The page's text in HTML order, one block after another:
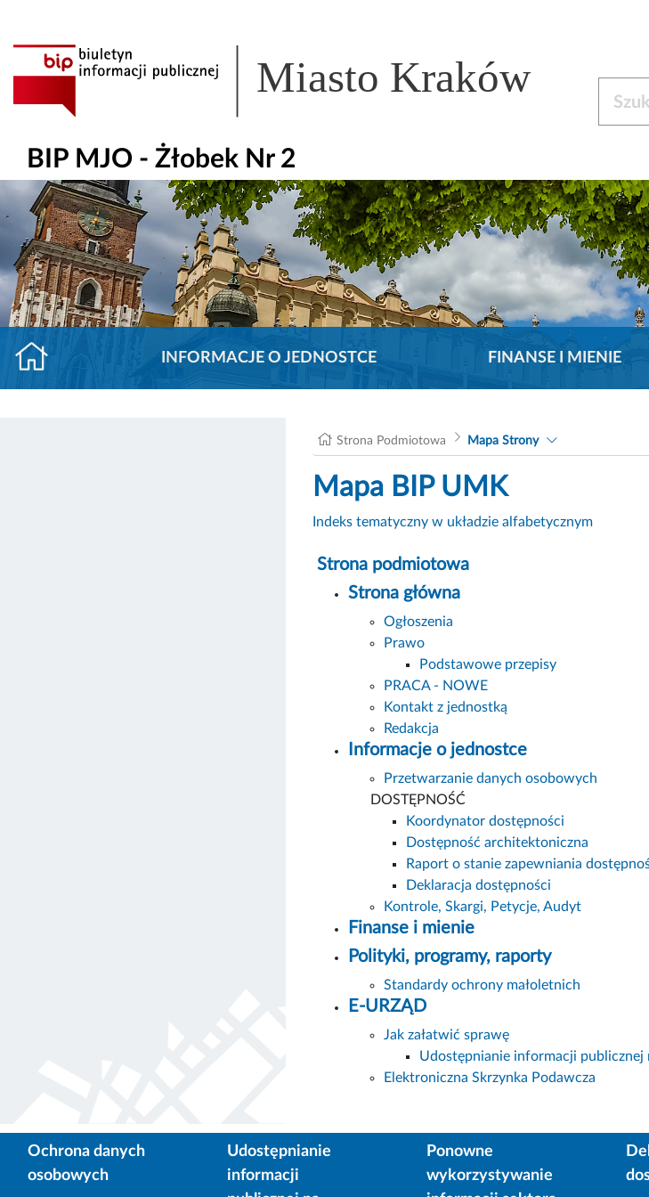
Miasto Kraków
BIP MJO - Żłobek Nr 2
INFORMACJE O JEDNOSTCE FINANSE I MIENIE
Strona Podmiotowa Mapa Strony
Mapa BIP UMK
Indeks tematyczny w układzie alfabetycznym
Strona podmiotowa
Strona główna
Ogłoszenia
Prawo
Podstawowe przepisy
PRACA - NOWE
Kontakt z jednostką
Redakcja
Informacje o jednostce
Przetwarzanie danych osobowych
DOSTĘPNOŚĆ
Koordynator dostępności
Dostępność architektoniczna
Raport o stanie zapewniania
Deklaracja dostępności
Kontrole, Skargi, Petycje, Audyt
Finanse i mienie
Polityki, programy, raporty
Standardy ochrony małoletnich
E-URZĄD
Jak załatwić sprawę
Udostępnianie informacji publicznej
Elektroniczna Skrzynka Podawcza
Ochrona danych
osobowych
Udostępnianie
informacji
Ponowne
wykorzystywanie